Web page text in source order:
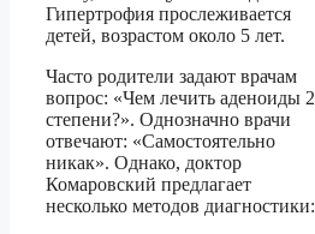
Гипертрофия прослеживается
детей, возрастом около 5 лет.
Часто родители задают врачам
вопрос: «Чем лечить аденоиды 2
степени?». Однозначно врачи
отвечают: «Самостоятельно
никак». Однако, доктор
Комаровский предлагает
несколько методов диагностики: